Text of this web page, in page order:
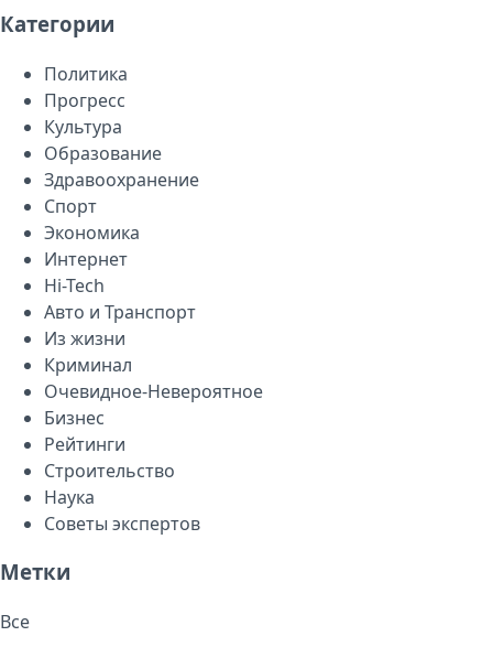
Категории
Политика
Прогресс
Культура
Образование
Здравоохранение
Спорт
Экономика
Интернет
Hi-Tech
Авто и Транспорт
Из жизни
Криминал
Очевидное-Невероятное
Бизнес
Рейтинги
Строительство
Наука
Советы экспертов
Метки
Все